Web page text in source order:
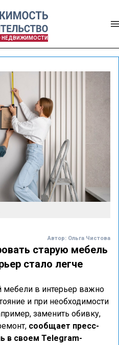
НЕДВИЖИМОСТИ
Автор: Ольга Чистова
старую мебель
стало легче
мебели в интерьер важно
и при необходимости
заменить обивку,
сообщает пресс-
в своем Telegram-